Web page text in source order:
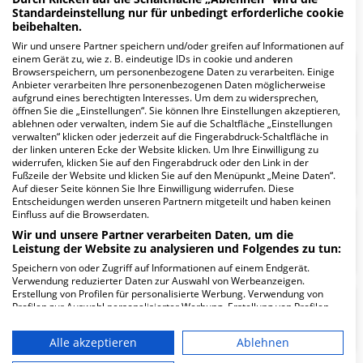
Zentrum für Rehabilitation und
Physiotherapie
Zentrum für Krebsmedizin
Zentrale Notaufnahme mit Short
Care Unit
Zahn- und Kieferheilkunde,
Mund- und Kieferchirurgie
Standardeinstellung nur für unbedingt erforderliche cookie
beibehalten.
Wir und unsere Partner speichern und/oder greifen auf Informationen auf
einem Gerät zu, wie z. B. eindeutige IDs in cookie und anderen
Browserspeichern, um personenbezogene Daten zu verarbeiten. Einige
Anbieter verarbeiten Ihre personenbezogenen Daten möglicherweise
aufgrund eines berechtigten Interesses. Um dem zu widersprechen,
öffnen Sie die „Einstellungen“. Sie können Ihre Einstellungen akzeptieren,
ablehnen oder verwalten, indem Sie auf die Schaltfläche „Einstellungen
verwalten“ klicken oder jederzeit auf die Fingerabdruck-Schaltfläche in
der linken unteren Ecke der Website klicken. Um Ihre Einwilligung zu
widerrufen, klicken Sie auf den Fingerabdruck oder den Link in der
Fußzeile der Website und klicken Sie auf den Menüpunkt „Meine Daten“.
Auf dieser Seite können Sie Ihre Einwilligung widerrufen. Diese
Entscheidungen werden unseren Partnern mitgeteilt und haben keinen
Einfluss auf die Browserdaten.
Wir und unsere Partner verarbeiten Daten, um die
Leistung der Website zu analysieren und Folgendes zu tun:
Speichern von oder Zugriff auf Informationen auf einem Endgerät.
Verwendung reduzierter Daten zur Auswahl von Werbeanzeigen.
Erstellung von Profilen für personalisierte Werbung. Verwendung von
Profilen zur Auswahl personalisierter Werbung. Erstellung von Profilen
personalisierter Inhalte. Messung der Werbeleistung. Messung der
Performance von Inhalten. Analyse von Zielgruppen durch Statistiken
oder Kombinationen von Daten aus verschiedenen Quellen. Entwicklung
Alle akzeptieren
Ablehnen